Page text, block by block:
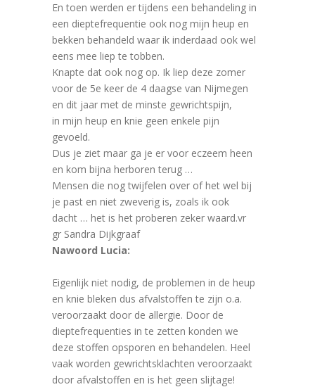
En toen werden er tijdens een behandeling in
een dieptefrequentie ook nog mijn heup en
bekken behandeld waar ik inderdaad ook wel
eens mee liep te tobben.
Knapte dat ook nog op. Ik liep deze zomer
voor de 5e keer de 4 daagse van Nijmegen
en dit jaar met de minste gewrichtspijn,
in mijn heup en knie geen enkele pijn
gevoeld.
Dus je ziet maar ga je er voor eczeem heen
en kom bijna herboren terug …
Mensen die nog twijfelen over of het wel bij
je past en niet zweverig is, zoals ik ook
dacht … het is het proberen zeker waard.vr
gr Sandra Dijkgraaf
Nawoord Lucia:
Eigenlijk niet nodig, de problemen in de heup
en knie bleken dus afvalstoffen te zijn o.a.
veroorzaakt door de allergie. Door de
dieptefrequenties in te zetten konden we
deze stoffen opsporen en behandelen. Heel
vaak worden gewrichtsklachten veroorzaakt
door afvalstoffen en is het geen slijtage!